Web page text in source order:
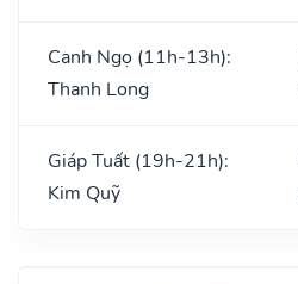
Canh Ngọ (11h-13h):
Thanh Long
Giáp Tuất (19h-21h):
Kim Quỹ